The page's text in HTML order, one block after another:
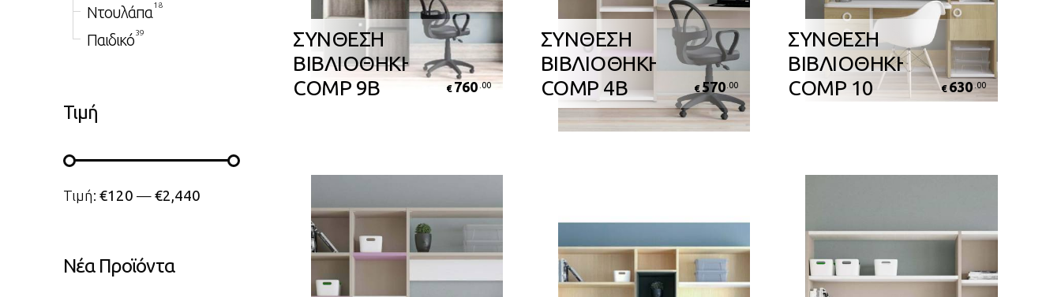
Ντουλάπα18
Παιδικό39
Τιμή
Ελάχιστη τιμή
Μέγιστη τιμή
Τιμή: €120 —€2,440
Νέα Προϊόντα
ΣΥΝΘΕΣΗ
ΒΙΒΛΙΟΘΗΚΗΣ
COMP 9B
€ 760 .00
ΣΥΝΘΕΣΗ
ΒΙΒΛΙΟΘΗΚΗΣ
COMP 4B
€ 570 .00
ΣΥΝΘΕΣΗ
ΒΙΒΛΙΟΘΗΚΗΣ
COMP 10
€ 630 .00